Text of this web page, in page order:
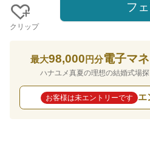
クリップ
フ
最大98,000 円分電子マ
ハナユメ真夏の理想の結婚式場
お客様は未エントリーです エ